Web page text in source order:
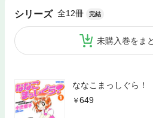
シリーズ 全12冊 完結
未購入巻をま
ななこまっしぐら！
649